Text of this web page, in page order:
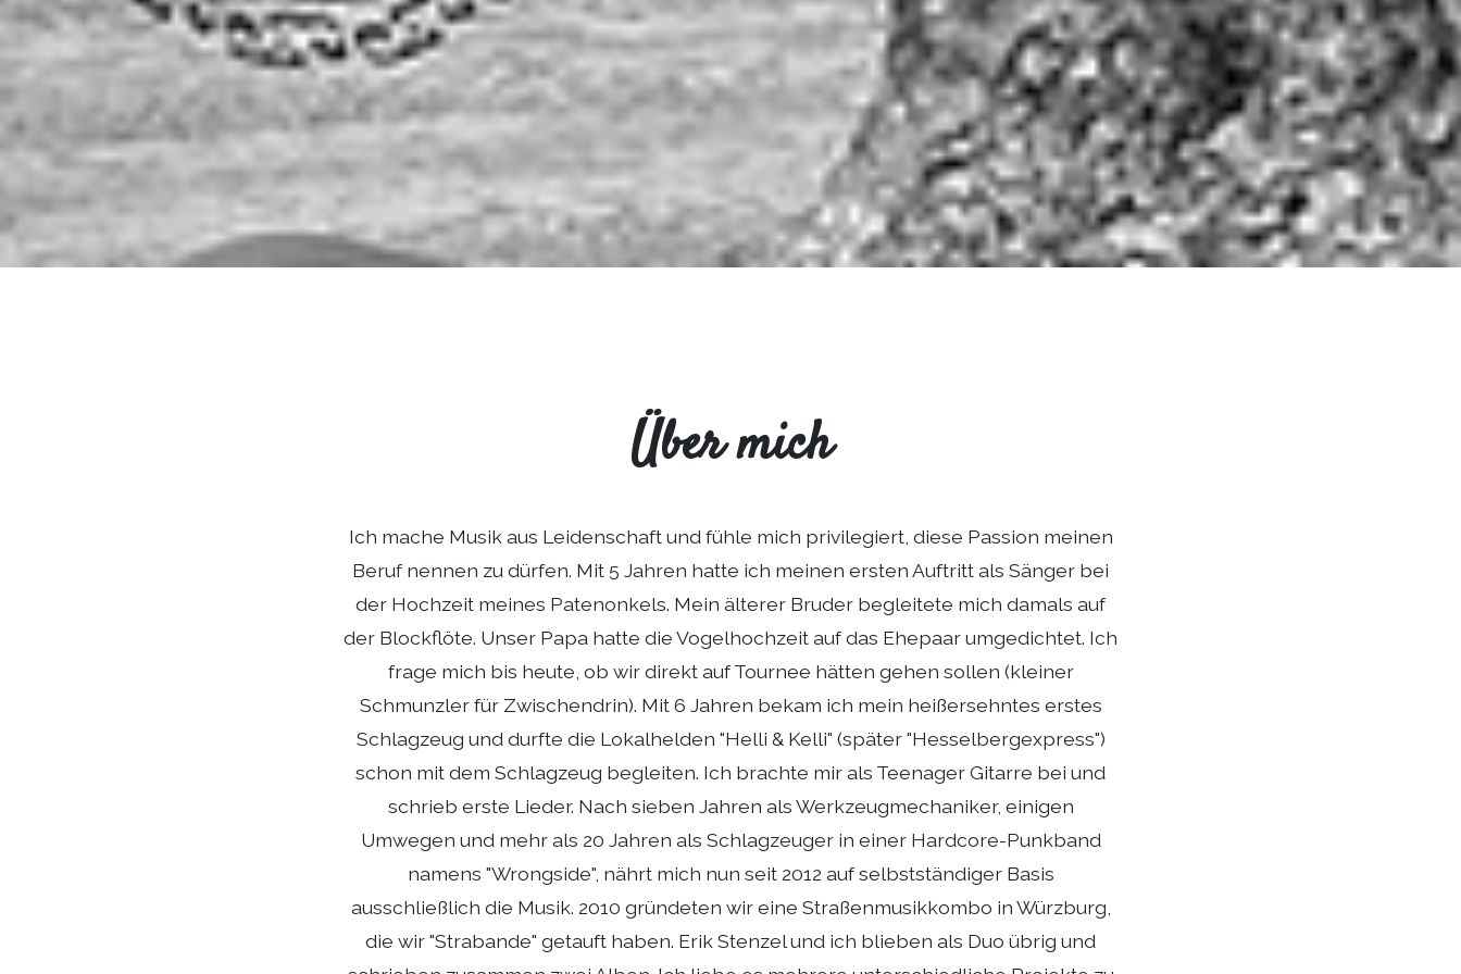
Über mich
Ich mache Musik aus Leidenschaft und fühle mich privilegiert, diese Passion meinen
Beruf nennen zu dürfen. Mit 5 Jahren hatte ich meinen ersten Auftritt als Sänger bei
der Hochzeit meines Patenonkels. Mein älterer Bruder begleitete mich damals auf
der Blockflöte. Unser Papa hatte die Vogelhochzeit auf das Ehepaar umgedichtet. Ich
frage mich bis heute, ob wir direkt auf Tournee hätten gehen sollen (kleiner
Schmunzler für Zwischendrin). Mit 6 Jahren bekam ich mein heißersehntes erstes
Schlagzeug und durfte die Lokalhelden "Helli & Kelli" (später "Hesselbergexpress")
schon mit dem Schlagzeug begleiten. Ich brachte mir als Teenager Gitarre bei und
schrieb erste Lieder. Nach sieben Jahren als Werkzeugmechaniker, einigen
Umwegen und mehr als 20 Jahren als Schlagzeuger in einer Hardcore-Punkband
namens "Wrongside", nährt mich nun seit 2012 auf selbstständiger Basis
ausschließlich die Musik. 2010 gründeten wir eine Straßenmusikkombo in Würzburg,
die wir "Strabande" getauft haben. Erik Stenzel und ich blieben als Duo übrig und